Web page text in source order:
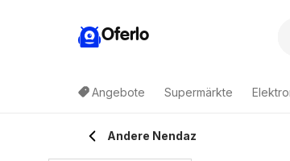
Oferlo
Angebote Supermärkte
Andere Nendaz